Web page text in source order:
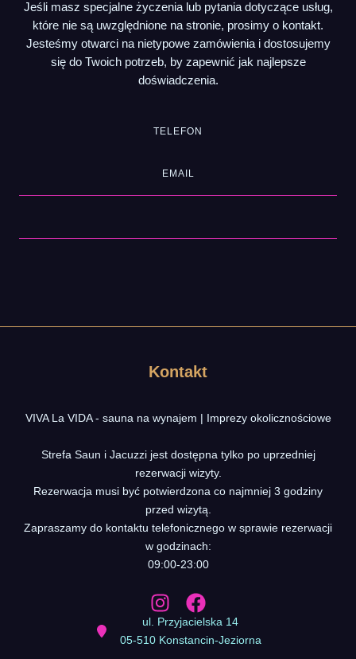
Jeśli masz specjalne życzenia lub pytania dotyczące usług,
które nie są uwzględnione na stronie, prosimy o kontakt.
Jesteśmy otwarci na nietypowe zamówienia i dostosujemy
się do Twoich potrzeb, by zapewnić jak najlepsze
doświadczenia.
TELEFON
EMAIL
Kontakt
VIVA La VIDA - sauna na wynajem | Imprezy okolicznościowe
Strefa Saun i Jacuzzi jest dostępna tylko po uprzedniej
rezerwacji wizyty.
Rezerwacja musi być potwierdzona co najmniej 3 godziny
przed wizytą.
Zapraszamy do kontaktu telefonicznego w sprawie rezerwacji
w godzinach:
09:00-23:00
ul. Przyjacielska 14
05-510 Konstancin-Jeziorna